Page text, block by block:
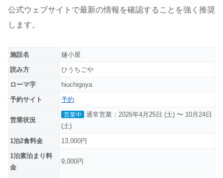
公式ウェブサイトで最新の情報を確認することを強く推奨
します。
施設名
燧小屋
読み方
ひうちごや
ローマ字
hiuchigoya
予約サイト
予約
営業状況
営業中
通常営業：2026年4月25日 (土) 〜 10月24日
(土)
1泊2食料金
13,000円
1泊素泊まり料
金
9,000円